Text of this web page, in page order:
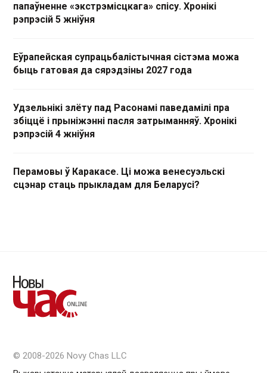
папаўненне «экстрэмісцкага» спісу. Хронікі
рэпрэсій 5 жніўня
Еўрапейская супрацьбалістычная сістэма можа
быць гатовая да сярэдзіны 2027 года
Удзельнікі злёту пад Расонамі паведамілі пра
збіццё і прыніжэнні пасля затрыманняў. Хронікі
рэпрэсій 4 жніўня
Перамовы ў Каракасе. Ці можа венесуэльскі
сцэнар стаць прыкладам для Беларусі?
© 2008-2026 Novy Chas LLC